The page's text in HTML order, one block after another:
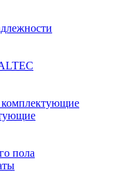
пола